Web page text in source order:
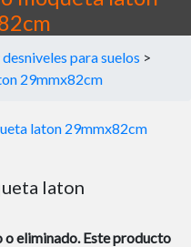
para suelos >
29mmx82cm
laton
eliminado. Este producto